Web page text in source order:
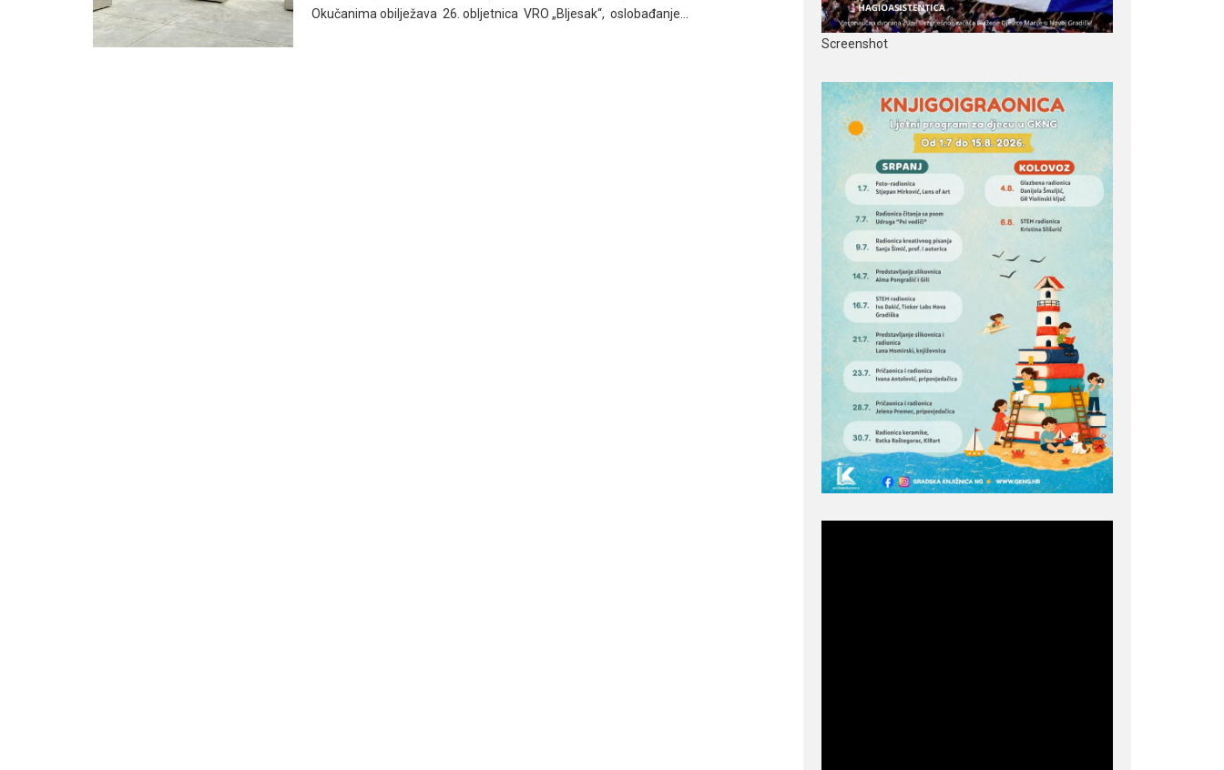
Okučanima obilježava 26. obljetnica VRO „Bljesak“, oslobađanje…
Screenshot